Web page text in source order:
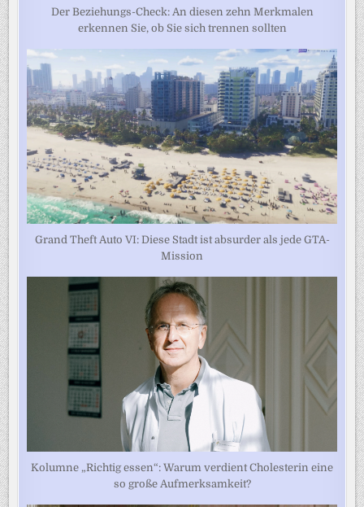
Der Beziehungs-Check: An diesen zehn Merkmalen
erkennen Sie, ob Sie sich trennen sollten
Grand Theft Auto VI: Diese Stadt ist absurder als jede GTA-
Mission
Kolumne „Richtig essen“: Warum verdient Cholesterin eine
so große Aufmerksamkeit?